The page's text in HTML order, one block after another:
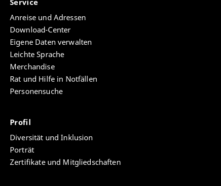
Service
Anreise und Adressen
Download-Center
Eigene Daten verwalten
Leichte Sprache
Merchandise
Rat und Hilfe in Notfällen
Personensuche
Profil
Diversität und Inklusion
Porträt
Zertifikate und Mitgliedschaften